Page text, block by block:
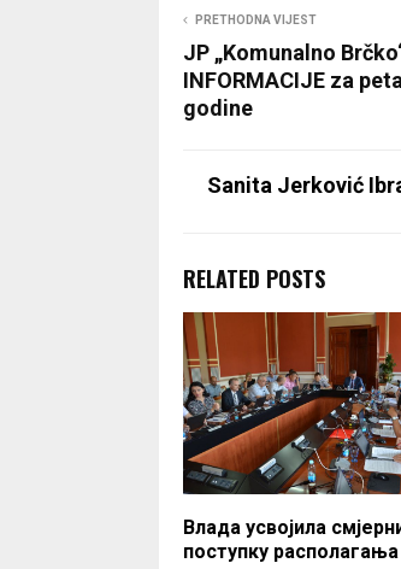
PRETHODNA VIJEST
JP „Komunalno
INFORMACIJE za
godine
Sanita Jerković
RELATED POSTS
Влада усвојила
поступку располагања